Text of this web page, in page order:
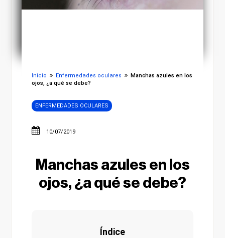
Inicio Enfermedades oculares
Manchas azules en los
ojos, ¿a qué se debe?
ENFERMEDADES OCULARES
10/07/2019
Manchas azules en los
ojos, ¿a qué se debe?
Índice